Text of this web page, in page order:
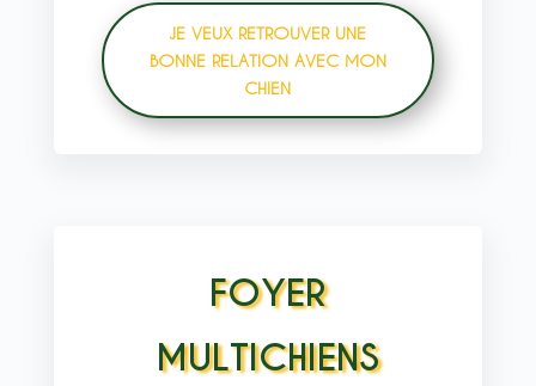
JE VEUX RETROUVER UNE
BONNE RELATION AVEC MON
CHIEN
FOYER
MULTICHIENS